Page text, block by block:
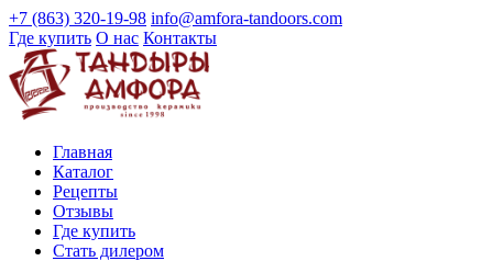
+7 (863) 320-19-98 info@amfora-tandoors.com
Где купить О нас Контакты
Главная
Каталог
Рецепты
Отзывы
Где купить
Стать дилером